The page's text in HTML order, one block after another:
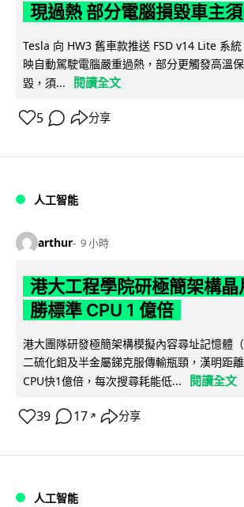
現過熱 部分電腦損毀車主
Tesla 向 HW3 舊車款推送 FSD v14 Lite 系
映自動駕駛電腦嚴重過熱，部分更觸發高溫
毀，須...
閱讀全文
5 分享
人工智能
arthur 9 小時
港大工程學院研極簡架構晶
勝標準 CPU 1 億倍
港大團隊研發極簡架構模擬內容尋址記憶體
二硫化鉬及半金屬銻克服傳輸瓶頸，漢明距
CPU快1億倍，每次搜尋耗能低...
閱讀全文
39 17 ↗ 分享
人工智能